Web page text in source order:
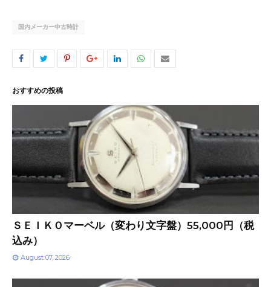
国内メーカー中古時計
おすすめの投稿
ＳＥＩＫＯマーベル（変わり文字盤）55,000円（税
込み）
August 07, 2026